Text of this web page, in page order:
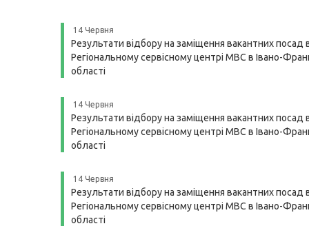
14 Червня
Результати відбору на заміщення вакантних посад
Регіональному сервісному центрі МВС в Івано-
області
14 Червня
Результати відбору на заміщення вакантних посад
Регіональному сервісному центрі МВС в Івано-
області
14 Червня
Результати відбору на заміщення вакантних посад
Регіональному сервісному центрі МВС в Івано-
області